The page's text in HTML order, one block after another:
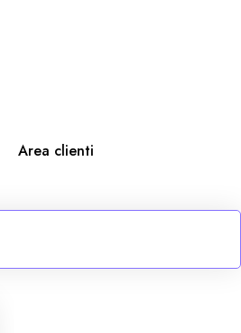
Area clienti